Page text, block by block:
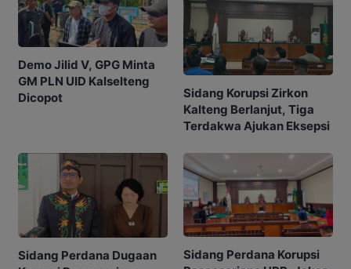
Demo Jilid V, GPG Minta
GM PLN UID Kalselteng
Dicopot
Sidang Korupsi Zirkon
Kalteng Berlanjut, Tiga
Terdakwa Ajukan Eksepsi
Sidang Perdana Dugaan
Sidang Perdana Korupsi